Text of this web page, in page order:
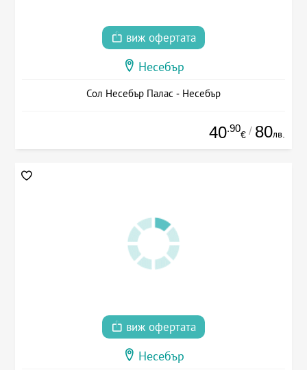
виж офертата
Несебър
Сол Несебър Палас - Несебър
40.90
€ / 80лв.
виж офертата
Несебър